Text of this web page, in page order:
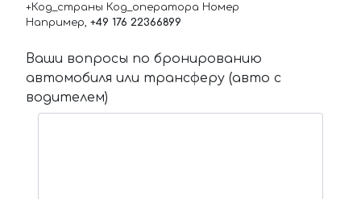
+Код_страны Код_оператора Номер
Например, +49 176 22366899
Ваши вопросы по бронированию
автомобиля или трансферу (авто с
водителем)